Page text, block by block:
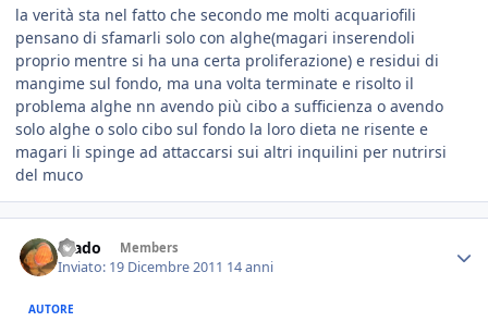
la verità sta nel fatto che secondo me molti acquariofili
pensano di sfamarli solo con alghe(magari inserendoli
proprio mentre si ha una certa proliferazione) e residui di
mangime sul fondo, ma una volta terminate e risolto il
problema alghe nn avendo più cibo a sufficienza o avendo
solo alghe o solo cibo sul fondo la loro dieta ne risente e
magari li spinge ad attaccarsi sui altri inquilini per nutrirsi
del muco
Wado Members
Inviato: 19 Dicembre 2011 14 anni
AUTORE